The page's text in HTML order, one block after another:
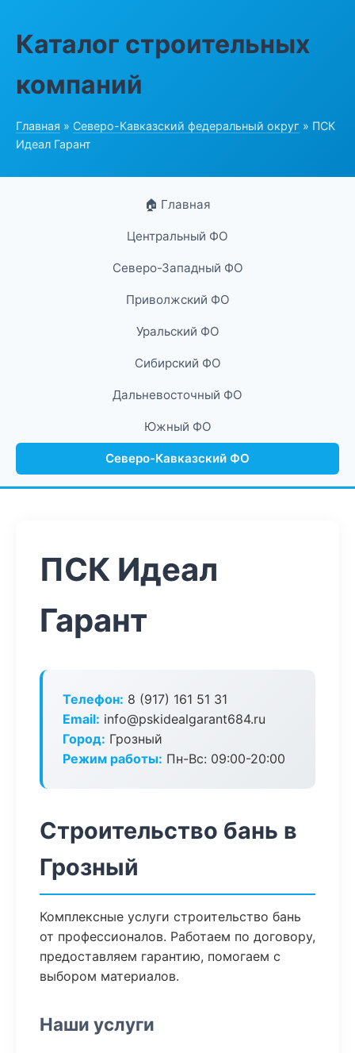
Каталог строительных
компаний
Главная » Северо-Кавказский федеральный округ » ПСК
Идеал Гарант
🏠 Главная
Центральный ФО
Северо-Западный ФО
Приволжский ФО
Уральский ФО
Сибирский ФО
Дальневосточный ФО
Южный ФО
Северо-Кавказский ФО
ПСК Идеал
Гарант
Телефон: 8 (917) 161 51 31
Email: info@pskidealgarant684.ru
Город: Грозный
Режим работы: Пн-Вс: 09:00-20:00
Строительство бань в
Грозный
Комплексные услуги строительство бань
от профессионалов. Работаем по договору,
предоставляем гарантию, помогаем с
выбором материалов.
Наши услуги